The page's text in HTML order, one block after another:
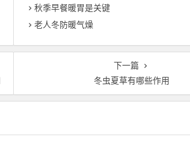
秋季早餐暖胃是关键
老人冬防暖气燥
下一篇
冬虫夏草有哪些作用